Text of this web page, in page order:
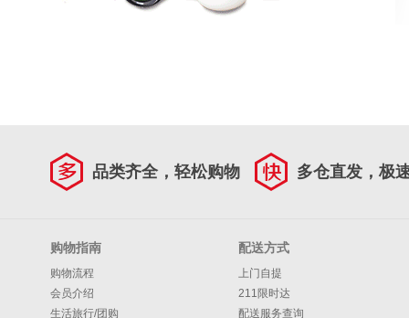
品类齐全，轻松购物 多仓直发，极
购物指南
购物流程
会员介绍
生活旅行/团购
配送方式
上门自提
211限时达
配送服务查询